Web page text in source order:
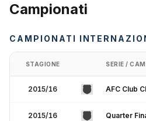
Campionati
CAMPIONATI
STAGIONE SERIE /
2015/16 AFC Club
2015/16 Quarter